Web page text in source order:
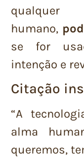
qualquer
humano,
se for
intenção e
Citação
“A
alma
queremos,